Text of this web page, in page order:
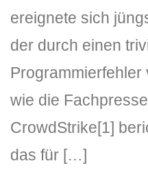
Versionsinformationen
ereignete sich
der durch einen
wie die
CrowdStrike[1]
das für […]